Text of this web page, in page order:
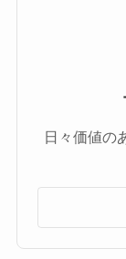
日々価値の